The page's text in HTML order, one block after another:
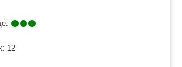
12